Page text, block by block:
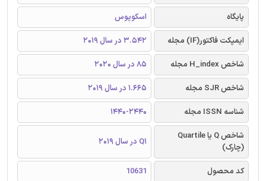
پایگاه
اسکوپوس
ایمپکت فاکتور(IF) مجله
3.542 در سال 2019
شاخص H_index مجله
85 در سال 2020
شاخص SJR مجله
1.665 در سال 2019
شناسه ISSN مجله
1440-2440
شاخص Q یا Quartile
(چارک)
Q1 در سال 2019
کد محصول
10631